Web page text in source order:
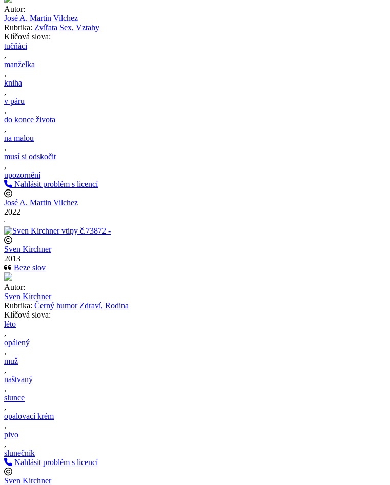
Autor:
José A. Martin Vilchez
Rubrika: Zvířata Sex, Vztahy
Klíčová slova:
tučňáci
,
manželka
,
kniha
,
v páru
,
do konce života
,
na malou
,
musí si odskočit
,
upozornění
Nahlásit problém s licencí
José A. Martin Vilchez
2022
Sven Kirchner
2013
Beze slov
Autor:
Sven Kirchner
Rubrika: Černý humor Zdraví, Rodina
Klíčová slova:
léto
,
opálený
,
muž
,
naštvaný
,
slunce
,
opalovací krém
,
pivo
,
slunečník
Nahlásit problém s licencí
Sven Kirchner